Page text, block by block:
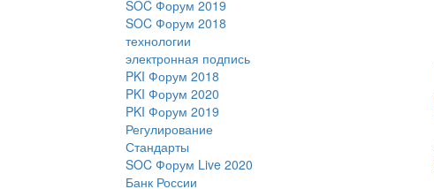
SOC Форум 2019
SOC Форум 2018
технологии
электронная подпись
PKI Форум 2018
PKI Форум 2020
PKI Форум 2019
Регулирование
Стандарты
SOC Форум Live 2020
Банк России